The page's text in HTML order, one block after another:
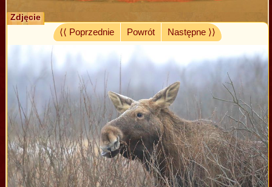
Zdjęcie
⟨⟨ Poprzednie
Powrót Następne ⟩⟩